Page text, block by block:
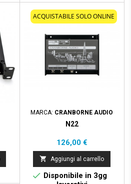
ACQUISTABILE SOLO ONLINE
MARCA: CRANBORNE AUDIO
N22
Prezzo
126,00 €
 Aggiungi al carrello
 Disponibile in 3gg